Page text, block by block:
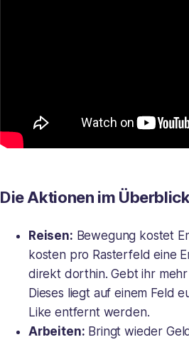
Die Aktionen im Überblick
Reisen: Bewegung kostet
kosten pro Rasterfeld eine
direkt dorthin. Gebt ihr mehr
Dieses liegt auf einem Feld
Like entfernt werden.
Arbeiten: Bringt wieder